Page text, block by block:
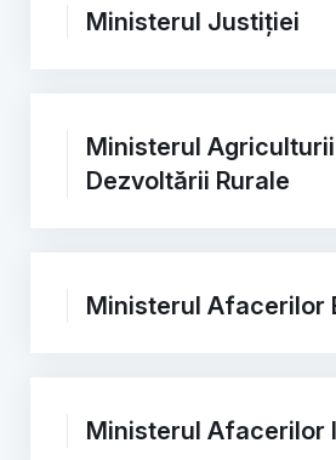
Ministerul Justiției
Ministerul
Dezvoltării Rurale
Ministerul Afacerilor
Ministerul Afacerilor